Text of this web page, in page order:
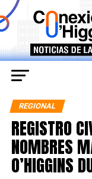
REGIONAL
REGISTRO
NOMBRES
O’HIGGINS